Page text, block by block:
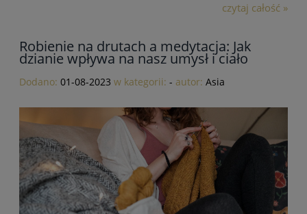
czytaj całość »
Robienie na drutach a medytacja: Jak
dzianie wpływa na nasz umysł i ciało
Dodano: 01-08-2023 w kategorii: - autor: Asia